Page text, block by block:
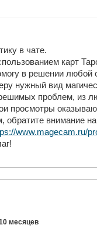
в чате.
карт
в решении
нужный вид
проблем,
оказывают
внимание
www.magecam.ru/
месяцев